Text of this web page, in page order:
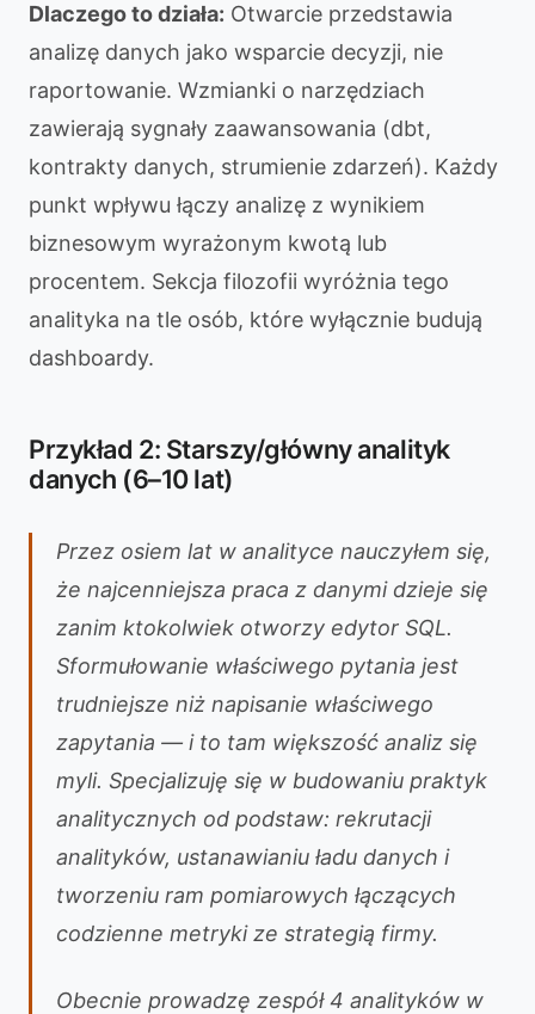
Dlaczego to działa: Otwarcie przedstawia
analizę danych jako wsparcie decyzji, nie
raportowanie. Wzmianki o narzędziach
zawierają sygnały zaawansowania (dbt,
kontrakty danych, strumienie zdarzeń). Każdy
punkt wpływu łączy analizę z wynikiem
biznesowym wyrażonym kwotą lub
procentem. Sekcja filozofii wyróżnia tego
analityka na tle osób, które wyłącznie budują
dashboardy.
Przykład 2: Starszy/główny analityk
danych (6–10 lat)
Przez osiem lat w analityce nauczyłem się,
że najcenniejsza praca z danymi dzieje się
zanim ktokolwiek otworzy edytor SQL.
Sformułowanie właściwego pytania jest
trudniejsze niż napisanie właściwego
zapytania — i to tam większość analiz się
myli. Specjalizuję się w budowaniu praktyk
analitycznych od podstaw: rekrutacji
analityków, ustanawianiu ładu danych i
tworzeniu ram pomiarowych łączących
codzienne metryki ze strategią firmy.
Obecnie prowadzę zespół 4 analityków w